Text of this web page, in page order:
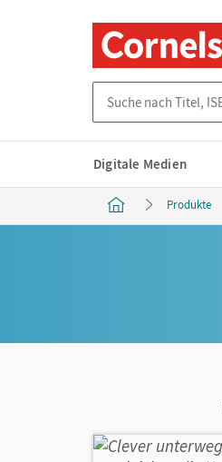
Digitale Medien
Produkte